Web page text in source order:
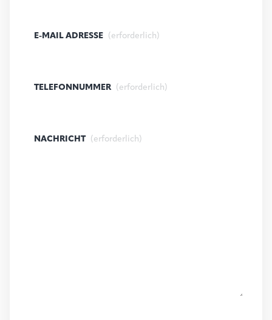
E-MAIL ADRESSE (erforderlich)
TELEFONNUMMER (erforderlich)
NACHRICHT (erforderlich)